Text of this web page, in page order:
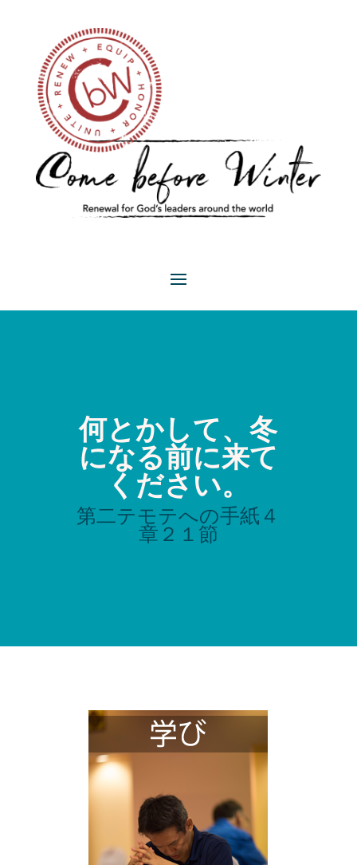
何とかして、冬
になる前に来て
ください。
第二テモテへの手紙４
章２１節